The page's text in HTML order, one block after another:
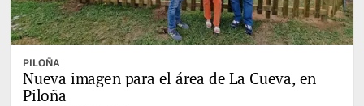
PILOÑA
Nueva imagen para el área de La Cueva, en
Piloña